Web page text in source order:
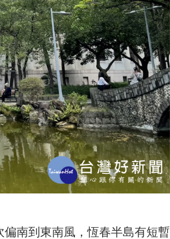
南到東南風，恆春半島有短暫